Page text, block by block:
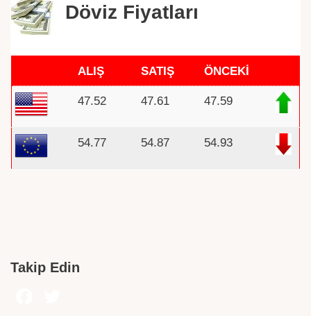
Döviz Fiyatları
ALIŞ SATIŞ ÖNCEKİ
47.52 47.61 47.59
54.77 54.87 54.93
Takip Edin